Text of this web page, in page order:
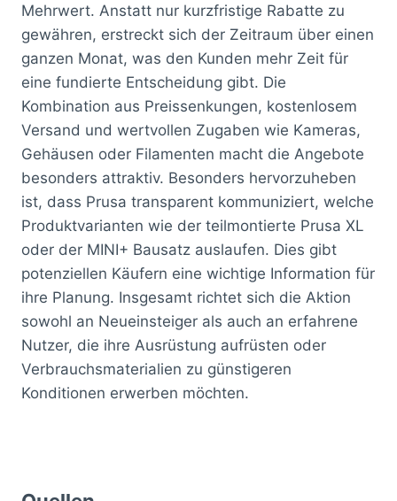
Mehrwert. Anstatt nur kurzfristige Rabatte zu
gewähren, erstreckt sich der Zeitraum über einen
ganzen Monat, was den Kunden mehr Zeit für
eine fundierte Entscheidung gibt. Die
Kombination aus Preissenkungen, kostenlosem
Versand und wertvollen Zugaben wie Kameras,
Gehäusen oder Filamenten macht die Angebote
besonders attraktiv. Besonders hervorzuheben
ist, dass Prusa transparent kommuniziert, welche
Produktvarianten wie der teilmontierte Prusa XL
oder der MINI+ Bausatz auslaufen. Dies gibt
potenziellen Käufern eine wichtige Information für
ihre Planung. Insgesamt richtet sich die Aktion
sowohl an Neueinsteiger als auch an erfahrene
Nutzer, die ihre Ausrüstung aufrüsten oder
Verbrauchsmaterialien zu günstigeren
Konditionen erwerben möchten.